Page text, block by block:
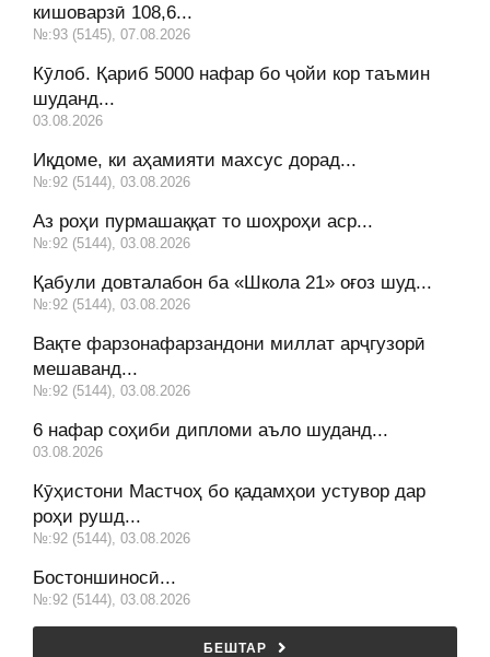
кишоварзӣ 108,6...
№:93 (5145), 07.08.2026
Кӯлоб. Қариб 5000 нафар бо ҷойи кор таъмин
шуданд...
03.08.2026
Иқдоме, ки аҳамияти махсус дорад...
№:92 (5144), 03.08.2026
Аз роҳи пурмашаққат то шоҳроҳи аср...
№:92 (5144), 03.08.2026
Қабули довталабон ба «Школа 21» оғоз шуд...
№:92 (5144), 03.08.2026
Вақте фарзонафарзандони миллат арҷгузорӣ
мешаванд...
№:92 (5144), 03.08.2026
6 нафар соҳиби дипломи аъло шуданд...
03.08.2026
Кӯҳистони Мастчоҳ бо қадамҳои устувор дар
роҳи рушд...
№:92 (5144), 03.08.2026
Бостоншиносӣ...
№:92 (5144), 03.08.2026
БЕШТАР